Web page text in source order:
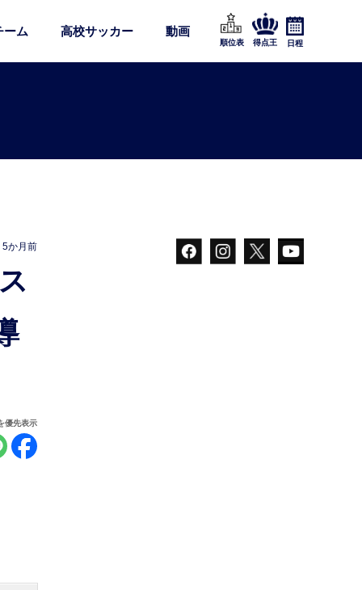
ーム 高校サッカー 動画
順位表 得点王 日程
5か月前
優先表示